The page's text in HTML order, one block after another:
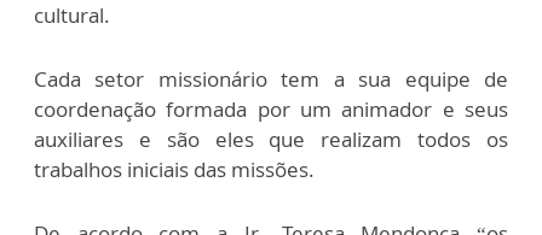
cultural.
Cada setor missionário tem a sua equipe de
coordenação formada por um animador e seus
auxiliares e são eles que realizam todos os
trabalhos iniciais das missões.